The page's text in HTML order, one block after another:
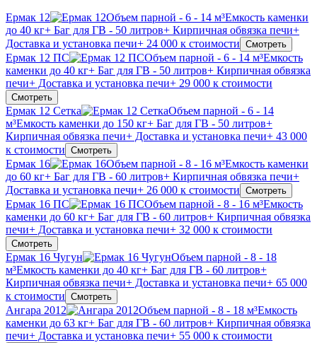
Ермак 12
Объем парной - 6 - 14 м³Емкость каменки
до 40 кг+ Баг для ГВ - 50 литров+ Кирпичная обвязка печи+
Доставка и установка печи+ 24 000 к стоимости Смотреть
Ермак 12 ПС Объем парной - 6 - 14 м³Емкость
каменки до 40 кг+ Баг для ГВ - 50 литров+ Кирпичная обвязка
печи+ Доставка и установка печи+ 29 000 к стоимости
Смотреть
Ермак 12 Сетка
Объем парной - 6 - 14
м³Емкость каменки до 150 кг+ Баг для ГВ - 50 литров+
Кирпичная обвязка печи+ Доставка и установка печи+ 43 000
к стоимости Смотреть
Ермак 16 Объем парной - 8 - 16 м³Емкость каменки
до 60 кг+ Баг для ГВ - 60 литров+ Кирпичная обвязка печи+
Доставка и установка печи+ 26 000 к стоимости Смотреть
Ермак 16 ПС Объем парной - 8 - 16 м³Емкость
каменки до 60 кг+ Баг для ГВ - 60 литров+ Кирпичная обвязка
печи+ Доставка и установка печи+ 32 000 к стоимости
Смотреть
Ермак 16 Чугун
Объем парной - 8 - 18
м³Емкость каменки до 40 кг+ Баг для ГВ - 60 литров+
Кирпичная обвязка печи+ Доставка и установка печи+ 65 000
к стоимости Смотреть
Ангара 2012 Объем парной - 8 - 18 м³Емкость
каменки до 63 кг+ Баг для ГВ - 60 литров+ Кирпичная обвязка
печи+ Доставка и установка печи+ 55 000 к стоимости